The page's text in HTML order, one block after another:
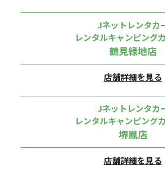
Jネットレンタカ
レンタルキャンピング
鶴見緑地店
店舗詳細を見る
Jネットレンタカ
レンタルキャンピング
堺鳳店
店舗詳細を見る